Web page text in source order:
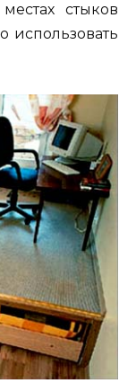
стыков
использовать